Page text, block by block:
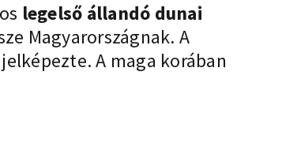
legelső állandó dunai
Magyarországnak. A
jelképezte. A maga korában